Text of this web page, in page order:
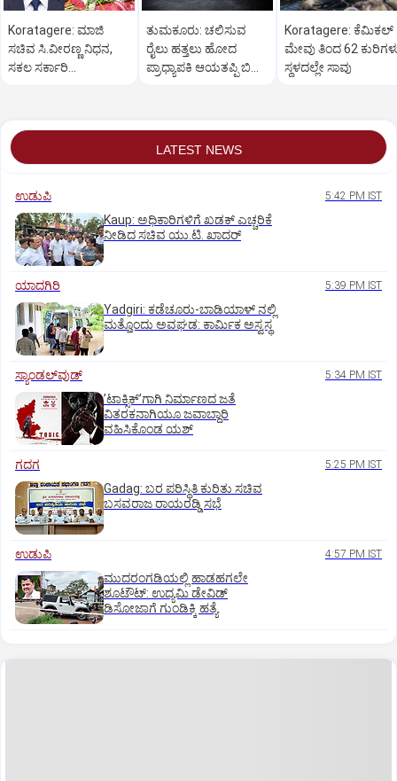
Koratagere: ಮಾಜಿ
ಸಚಿವ ಸಿ.ವೀರಣ್ಣ ನಿಧನ,
ಸಕಲ ಸರ್ಕಾರಿ
ತುಮಕೂರು: ಚಲಿಸುವ
ರೈಲು ಹತ್ತಲು ಹೋದ
ಪ್ರಾಧ್ಯಾಪಕಿ ಆಯತಪ್ಪಿ ಬಿದ್ದು
Koratagere: ಕೆಮಿಕಲ್
ಮೇವು ತಿಂದ 62
ಸ್ಥಳದಲ್ಲೇ ಸಾವು
LATEST NEWS
ಉಡುಪಿ 5:42 PM IST
Kaup: ಅಧಿಕಾರಿಗಳಿಗೆ ಖಡಕ್ ಎಚ್ಚರಿಕೆ
ನೀಡಿದ ಸಚಿವ ಯು.ಟಿ. ಖಾದರ್
ಯಾದಗಿರಿ 5:39 PM IST
Yadgiri: ಕಡೆಚೂರು-ಬಾಡಿಯಾಳ್ ನಲ್ಲಿ
ಮತ್ತೊಂದು ಅವಘಡ: ಕಾರ್ಮಿಕ ಅಸ್ವಸ್ಥ
ಸ್ಯಾಂಡಲ್‌ವುಡ್‌ 5:34 PM IST
ʼಟಾಕ್ಸಿಕ್‌ʼಗಾಗಿ ನಿರ್ಮಾಣದ ಜತೆ
ವಿತರಕನಾಗಿಯೂ ಜವಾಬ್ದಾರಿ
ವಹಿಸಿಕೊಂಡ ಯಶ್
ಗದಗ 5:25 PM IST
Gadag: ಬರ ಪರಿಸ್ಥಿತಿ ಕುರಿತು ಸಚಿವ
ಬಸವರಾಜ ರಾಯರಡ್ಡಿ ಸಭೆ
ಉಡುಪಿ 4:57 PM IST
ಮುದರಂಗಡಿಯಲ್ಲಿ ಹಾಡಹಗಲೇ
ಶೂಟೌಟ್:‌ ಉದ್ಯಮಿ ಡೇವಿಡ್‌
ಡಿಸೋಜಾಗೆ ಗುಂಡಿಕ್ಕಿ ಹತ್ಯೆ